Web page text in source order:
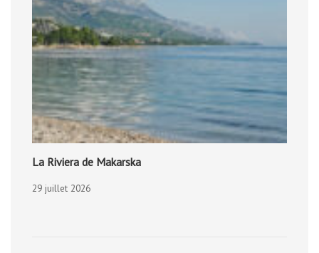
La Riviera de Makarska
29 juillet 2026